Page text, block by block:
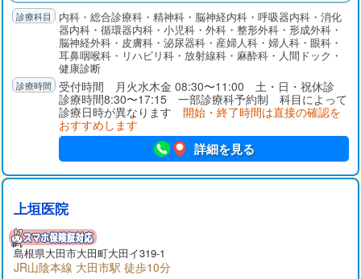
おり、二次救急医療、災害医療、周産期医療などの身近な拠点
としての役割も担っております。
内科・総合診療科・精神科・脳神経内科・呼吸器内科・消化
器内科・循環器内科・小児科・外科・整形外科・形成外科・
脳神経外科・皮膚科・泌尿器科・産婦人科・婦人科・眼科・
耳鼻咽喉科・リハビリ科・放射線科・麻酔科・人間ドック・
健康診断
受付時間 月火水木金 08:30〜11:00 土・日・祝休診
診療時間8:30〜17:15 一部診療科予約制 科目によって
診療日時が異なります 開始・終了時間は直接の確認を
おすすめします
詳細を見る
上垣医院
島根県大田市大田町大田イ319-1
JR山陰本線 大田市駅 徒歩10分